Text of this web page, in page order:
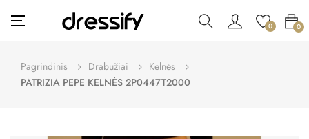
Toggle
navigation
☰ 0 0
Pagrindinis Drabužiai
Kelnės
PATRIZIA PEPE KELNĖS 2P0447T2000